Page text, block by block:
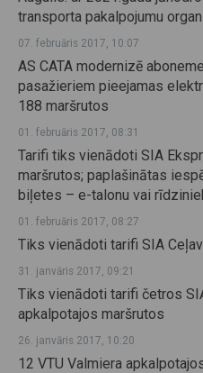
transporta pakalpojumu
07. februāris 2017, 10:07
AS CATA modernizē
pasažieriem pieejamas
188 maršrutos
01. februāris 2017, 08:31
Tarifi tiks vienādoti SIA
maršrutos; paplašinātas
biļetes – e-talonu vai
01. februāris 2017, 08:27
Tiks vienādoti tarifi SIA
31. janvāris 2017, 09:21
Tiks vienādoti tarifi četros
apkalpotajos maršrutos
26. janvāris 2017, 10:20
12 VTU Valmiera